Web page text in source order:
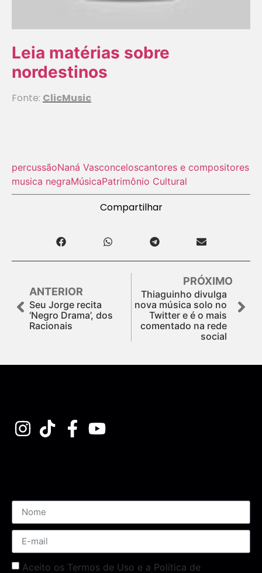
Leia matérias sobre
nordestinos
Fonte: ClicMusic
percussãoNaná Vasconceloscantores e compositores
musica negraMúsicaPatrimônio Cultural
Compartilhar
ANTERIOR
Seu Jorge recita
‘Negro Drama’, dos
Racionais
PRÓXIMO
Thiaguinho divulga
nova música solo no
Twitter e é o mais
comentado na rede
social
Aceito os Termos de Uso e a Política de